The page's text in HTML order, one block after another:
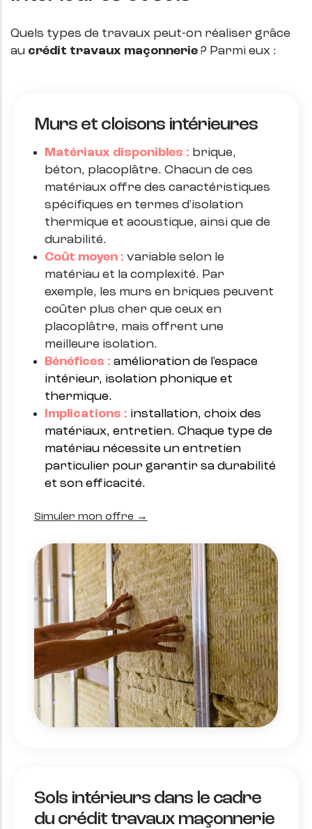
Quels types de travaux peut-on réaliser grâce
au crédit travaux maçonnerie ? Parmi eux :
Murs et cloisons intérieures
Matériaux disponibles : brique,
béton, placoplâtre. Chacun de ces
matériaux offre des caractéristiques
spécifiques en termes d'isolation
thermique et acoustique, ainsi que de
durabilité.
Coût moyen : variable selon le
matériau et la complexité. Par
exemple, les murs en briques peuvent
coûter plus cher que ceux en
placoplâtre, mais offrent une
meilleure isolation.
Bénéfices : amélioration de l'espace
intérieur, isolation phonique et
thermique.
Implications : installation, choix des
matériaux, entretien. Chaque type de
matériau nécessite un entretien
particulier pour garantir sa durabilité
et son efficacité.
Simuler mon offre →
Sols intérieurs dans le cadre
du crédit travaux maçonnerie